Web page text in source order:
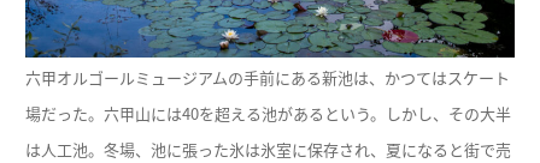
六甲オルゴールミュージアムの手前にある新池は、かつてはスケート
場だった。六甲山には40を超える池があるという。しかし、その大半
は人工池。冬場、池に張った氷は氷室に保存され、夏になると街で売